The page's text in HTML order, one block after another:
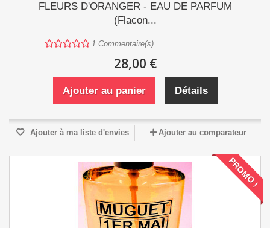
FLEURS D'ORANGER - EAU DE PARFUM
(Flacon...
1 Commentaire(s)
28,00 €
Ajouter au panier Détails
Ajouter à ma liste d'envies Ajouter au comparateur
PROMO !